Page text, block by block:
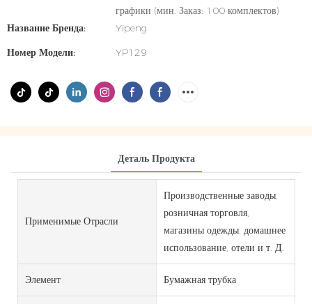
графики (мин. Заказ: 100 комплектов)
Название Бренда:
Yipeng
Номер Модели:
YP129
Деталь Продукта
Применимые Отрасли
Производственные заводы,
розничная торговля,
магазины одежды, домашнее
использование, отели и т. Д.
Элемент Бумажная трубка